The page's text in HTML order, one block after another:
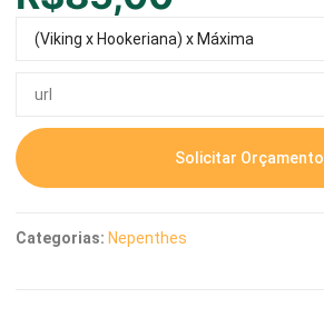
Solicitar Orçamento
Categorias: Nepenthes